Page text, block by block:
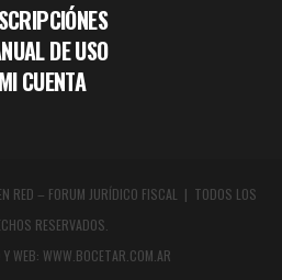
DE USO
MI CUENTA
RED – FORUM JURÍDICO FISCAL | TODOS LOS
RESERVADOS.
WEB: WWW.BOCETAR.COM.AR